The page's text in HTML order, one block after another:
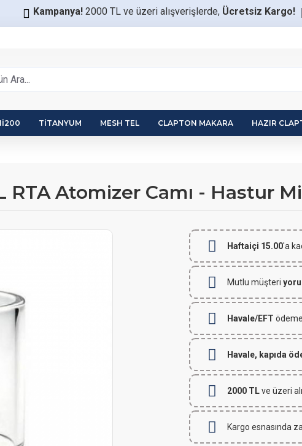
Kampanya! 2000 TL ve üzeri alışverişlerde, Ücretsiz Kargo!
TITANYUM MESH TEL CLAPTON MAKARA HAZIR
Atomizer Camı - Hastur
Haftaiçi 15.00'a
Mutlu müşteri
Havale/EFT
Havale, kapıda
2000 TLve üzeri
Kargo esnasında